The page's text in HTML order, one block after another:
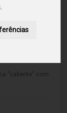
Perfeito
“caliente” com